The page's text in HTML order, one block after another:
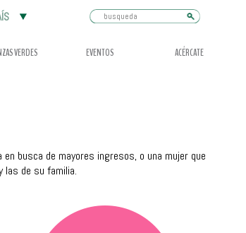
Busqueda
VERDES EVENTOS ACÉRCATE
busca de mayores ingresos, o una mujer que
las de su familia.